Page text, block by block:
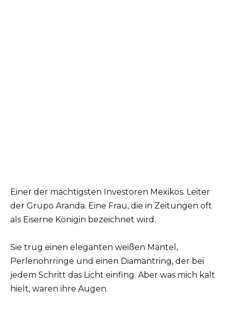
Einer der mächtigsten Investoren Mexikos. Leiter
der Grupo Aranda. Eine Frau, die in Zeitungen oft
als Eiserne Königin bezeichnet wird.
Sie trug einen eleganten weißen Mantel,
Perlenohrringe und einen Diamantring, der bei
jedem Schritt das Licht einfing. Aber was mich kalt
hielt, waren ihre Augen.